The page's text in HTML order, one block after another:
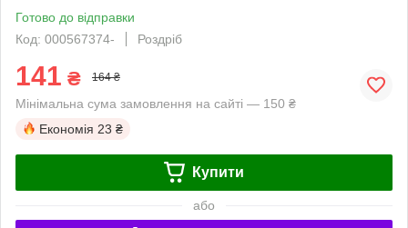
Готово до відправки
Код: 000567374-
Роздріб
141 ₴ 164 ₴
Мінімальна сума замовлення на сайті — 150 ₴
Економія 23 ₴
Купити
або